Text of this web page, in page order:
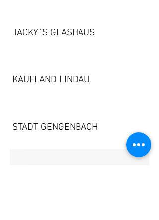
JACKY`S GLASHAUS
KAUFLAND LINDAU
STADT GENGENBACH